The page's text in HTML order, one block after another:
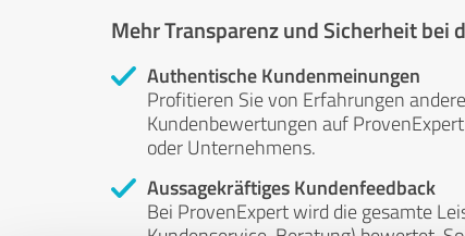
Mehr Transparenz und Sicherheit bei
Authentische Kundenmeinungen
Profitieren Sie von Erfahrungen
Kundenbewertungen auf
oder Unternehmens.
Aussagekräftiges Kundenfeedback
Bei ProvenExpert wird die gesamte